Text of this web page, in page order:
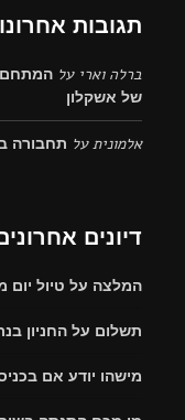
תגובות
ברלה וארי על המתחם
של אשקלון
אלמוניתעל תחבורה
דיונים
המלצה על טיול יום
תשלום על החניון
מישהו יודע אם